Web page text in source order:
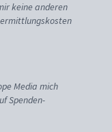
keine anderen
Media mich
Spenden-